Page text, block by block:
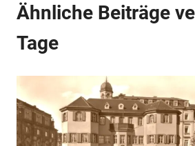
Ähnliche Beiträge
Tage